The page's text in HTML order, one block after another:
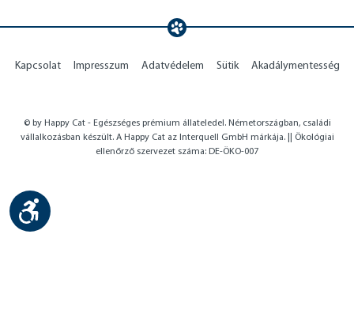
Kapcsolat Impresszum Adatvédelem Sütik Akadálymentesség
© by Happy Cat - Egészséges prémium állateledel. Németországban, családi
vállalkozásban készült. A Happy Cat az Interquell GmbH márkája. || Ökológiai
ellenőrző szervezet száma: DE-ÖKO-007
Show toolbar